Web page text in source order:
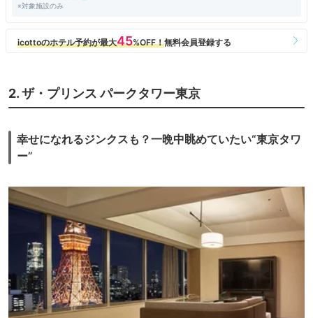
※対象施設のみ
2. ザ・プリンス パークタワー東京
幸せになれるジンクスも？一晩中眺めていたい“東京タワ
ー”